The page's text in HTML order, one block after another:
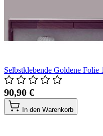
Selbstklebende Goldene Folie
90,90 €
In den Warenkorb